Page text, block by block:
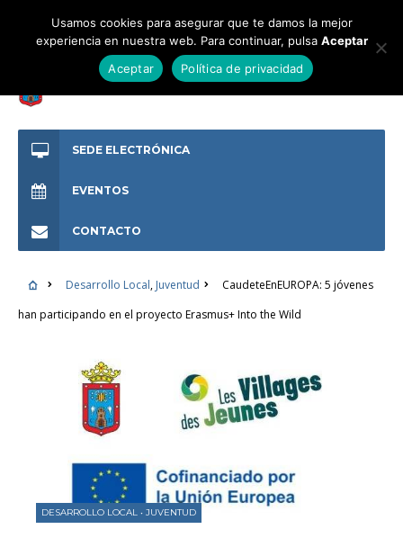
SEDE ELECTRÓNICA
EVENTOS
CONTACTO
Desarrollo Local, Juventud
CaudeteEnEUROPA: 5 jóvenes
han participando en el proyecto Erasmus+ Into the Wild
DESARROLLO LOCAL • JUVENTUD
Usamos cookies para asegurar que te damos la mejor
experiencia en nuestra web. Para continuar, pulsa Aceptar
Aceptar
Política de privacidad